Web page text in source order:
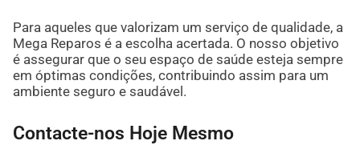
Para aqueles que valorizam um serviço de qualidade, a
Mega Reparos é a escolha acertada. O nosso objetivo
é assegurar que o seu espaço de saúde esteja sempre
em óptimas condições, contribuindo assim para um
ambiente seguro e saudável.
Contacte-nos Hoje Mesmo